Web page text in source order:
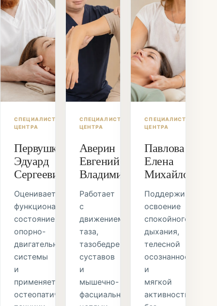
СПЕЦИАЛИСТ
ЦЕНТРА
Первушкин
Эдуард
Сергеевич
Оценивает
функциональное
состояние
опорно-
двигательной
системы
и
применяет
остеопатические
СПЕЦИАЛИСТ
ЦЕНТРА
Аверин
Евгений
Владимирович
Работает
с
движением
таза,
тазобедренных
суставов
и
мышечно-
фасциальными
СПЕЦИАЛИСТ
ЦЕНТРА
Павлова
Елена
Михайловна
Поддерживает
освоение
спокойного
дыхания,
телесной
осознанности
и
мягкой
активности